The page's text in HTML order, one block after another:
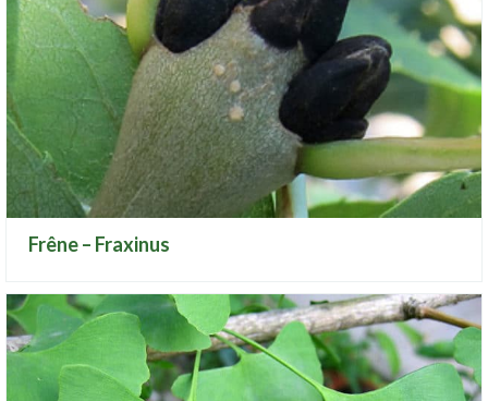
Frêne – Fraxinus